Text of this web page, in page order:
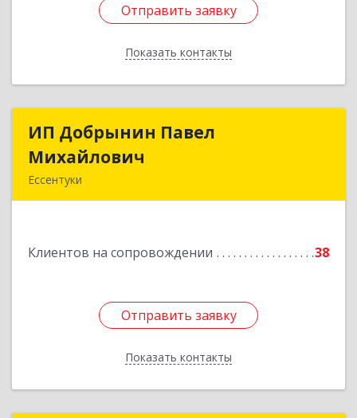
Отправить заявку
Показать контакты
Отправить заявку
Назад
ИП Добрынин Павел
Михайлович
Ессентуки
Клиентов на сопровождении 38
Отправить заявку
Показать контакты
ИП Добрынин Павел
Отправить заявку
Назад